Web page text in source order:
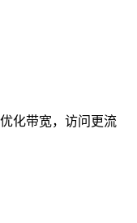
化带宽，访问更流